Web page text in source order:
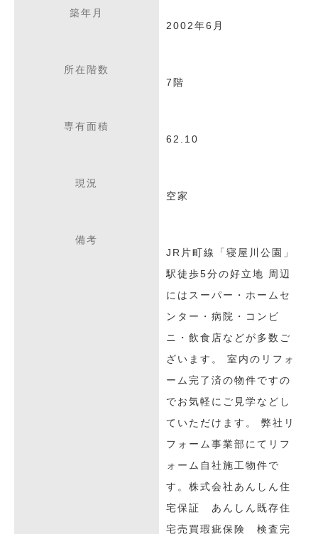
築年月
2002年6月
所在階数
7階
専有面積
62.10
現況
空家
備考
JR片町線「寝屋川公園」
駅徒歩5分の好立地 周辺
にはスーパー・ホームセ
ンター・病院・コンビ
ニ・飲食店などが多数ご
ざいます。 室内のリフォ
ーム完了済の物件ですの
でお気軽にご見学などし
ていただけます。 弊社リ
フォーム事業部にてリフ
ォーム自社施工物件で
す。株式会社あんしん住
宅保証 あんしん既存住
宅売買瑕疵保険 検査完